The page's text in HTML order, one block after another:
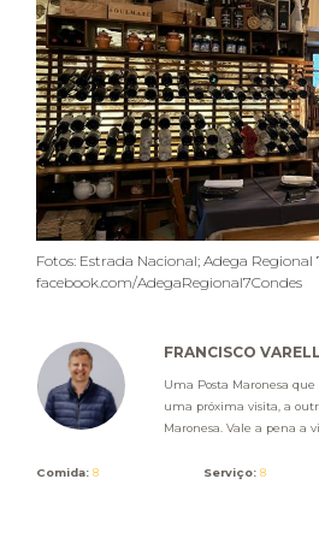
Fotos: Estrada Nacional; Adega Regional
facebook.com/AdegaRegional7Condes
FRANCISCO
Uma Posta Maronesa
uma próxima visita, a
Maronesa. Vale a pena a
Comida: 8 Serviço: 8